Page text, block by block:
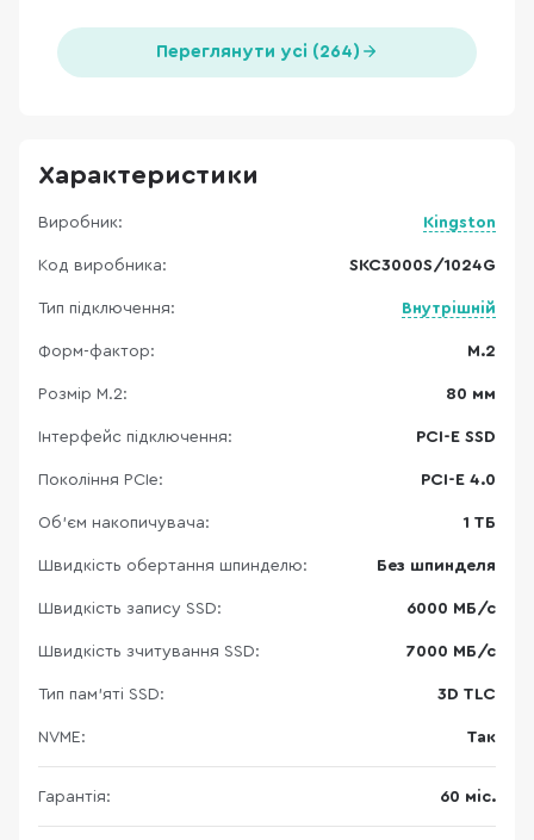
Переглянути усі (264)
Характеристики
Виробник: Kingston
Код виробника: SKC3000S/1024G
Тип підключення: Внутрішній
Форм-фактор: M.2
Розмір M.2: 80 мм
Інтерфейс підключення: PCI-E SSD
Покоління PCIe: PCI-E 4.0
Об'єм накопичувача: 1 ТБ
Швидкість обертання шпинделю: Без шпинделя
Швидкість запису SSD: 6000 МБ/с
Швидкість зчитування SSD: 7000 МБ/с
Тип пам'яті SSD: 3D TLC
NVME: Так
Гарантія: 60 міс.